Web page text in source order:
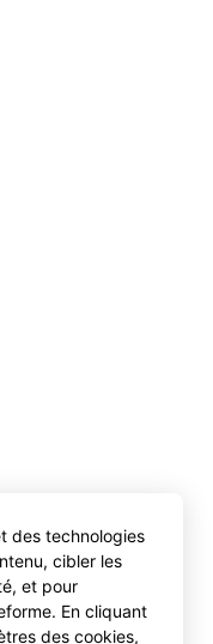
des technologies
cibler les
et pour
En cliquant
des cookies,